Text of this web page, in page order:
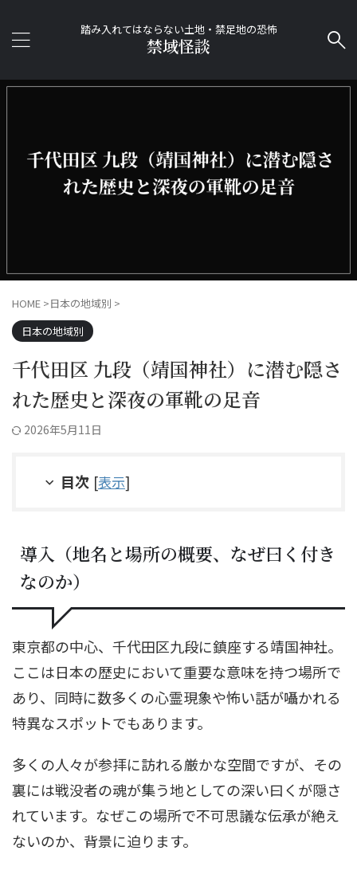
踏み入れてはならない土地・禁足地の恐怖
禁域怪談
HOME >日本の地域別 >
日本の地域別
千代田区 九段（靖国神社）に潜む隠さ
れた歴史と深夜の軍靴の足音
2026年5月11日
目次 [表示]
導入（地名と場所の概要、なぜ曰く付き
なのか）
東京都の中心、千代田区九段に鎮座する靖国神社。
ここは日本の歴史において重要な意味を持つ場所で
あり、同時に数多くの心霊現象や怖い話が囁かれる
特異なスポットでもあります。
多くの人々が参拝に訪れる厳かな空間ですが、その
裏には戦没者の魂が集う地としての深い曰くが隠さ
れています。なぜこの場所で不可思議な伝承が絶え
ないのか、背景に迫ります。